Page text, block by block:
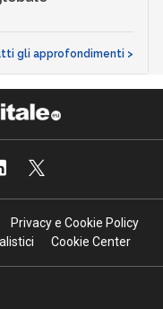
gli approfondimenti >
Privacy e Cookie Policy
Cookie Center